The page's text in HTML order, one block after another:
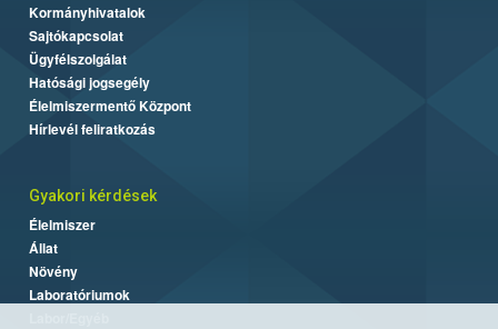
Kormányhivatalok
Sajtókapcsolat
Ügyfélszolgálat
Hatósági jogsegély
Élelmiszermentő Központ
Hírlevél feliratkozás
Gyakori kérdések
Élelmiszer
Állat
Növény
Laboratóriumok